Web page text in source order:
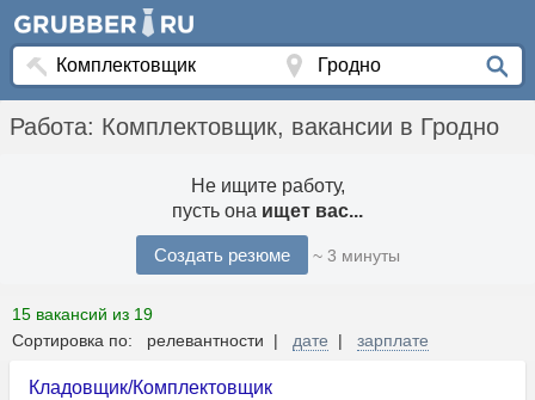
Работа: Комплектовщик, вакансии в Гродно
Не ищите работу,
пусть она ищет вас...
Создать резюме ~ 3 минуты
15 вакансий из 19
Сортировка по: релевантности | дате | зарплате
Кладовщик/Комплектовщик